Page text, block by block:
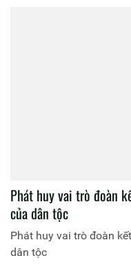
Phát huy vai trò đoàn
của dân tộc
Phát huy vai trò đoàn
dân tộc